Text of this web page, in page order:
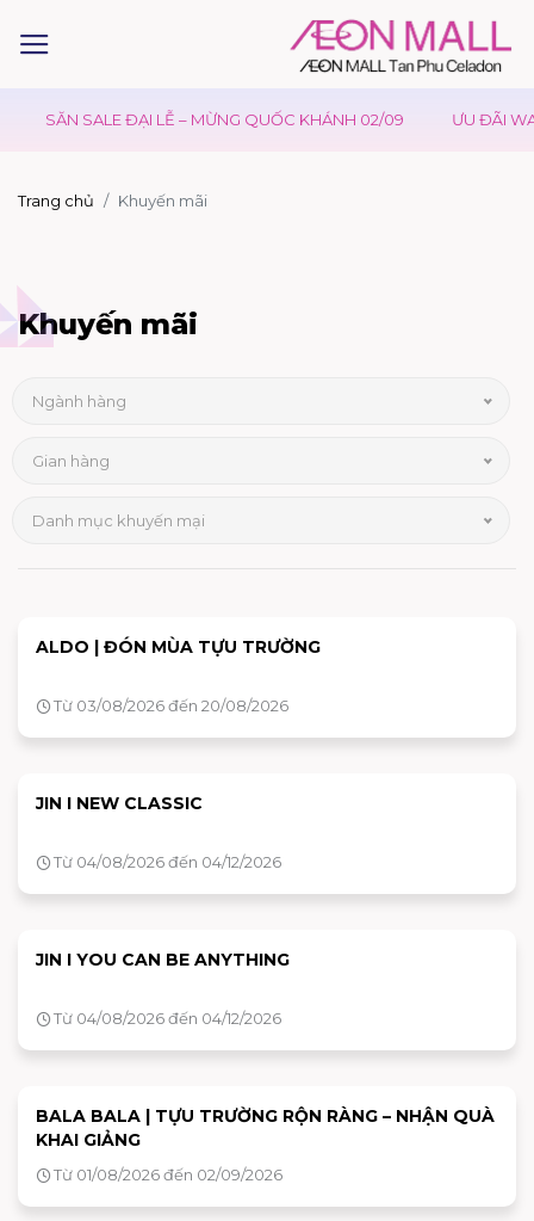
SĂN SALE ĐẠI LỄ – MỪNG QUỐC KHÁNH 02/09 ƯU ĐÃI
Trang chủ Khuyến mãi
Khuyến mãi
Ngành hàng
Gian hàng
Danh mục khuyến mại
ALDO | ĐÓN MÙA TỰU TRƯỜNG
Từ 03/08/2026 đến 20/08/2026
JIN I NEW CLASSIC
Từ 04/08/2026 đến 04/12/2026
JIN I YOU CAN BE ANYTHING
Từ 04/08/2026 đến 04/12/2026
BALA BALA | TỰU TRƯỜNG RỘN RÀNG – NHẬN QUÀ
KHAI GIẢNG
Từ 01/08/2026 đến 02/09/2026